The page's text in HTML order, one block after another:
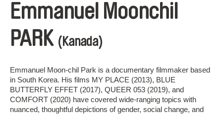
Emmanuel Moonchil
PARK (Kanada)
Emmanuel Moon-chil Park is a documentary filmmaker based
in South Korea. His films MY PLACE (2013), BLUE
BUTTERFLY EFFET (2017), QUEER 053 (2019), and
COMFORT (2020) have covered wide-ranging topics with
nuanced, thoughtful depictions of gender, social change, and